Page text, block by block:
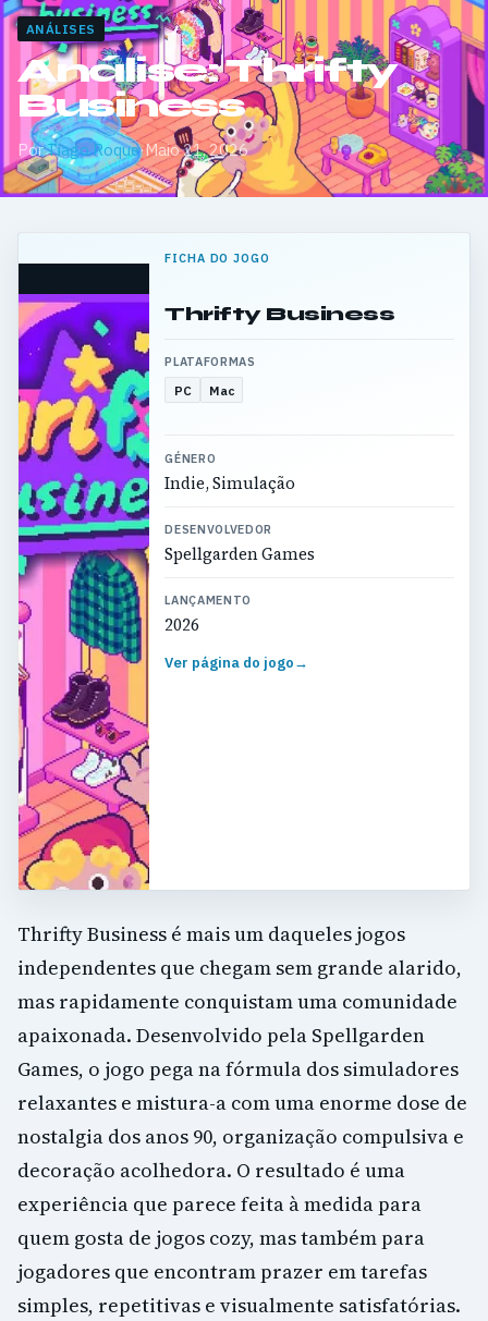
ANÁLISES
Análise: Thrifty
Business
PorTiago Roque·Maio 21, 2026
FICHA DO JOGO
Thrifty Business
PLATAFORMAS
PC Mac
GÉNERO
Indie, Simulação
DESENVOLVEDOR
Spellgarden Games
LANÇAMENTO
2026
Ver página do jogo→
Thrifty Business é mais um daqueles jogos
independentes que chegam sem grande alarido,
mas rapidamente conquistam uma comunidade
apaixonada. Desenvolvido pela Spellgarden
Games, o jogo pega na fórmula dos simuladores
relaxantes e mistura-a com uma enorme dose de
nostalgia dos anos 90, organização compulsiva e
decoração acolhedora. O resultado é uma
experiência que parece feita à medida para
quem gosta de jogos cozy, mas também para
jogadores que encontram prazer em tarefas
simples, repetitivas e visualmente satisfatórias.